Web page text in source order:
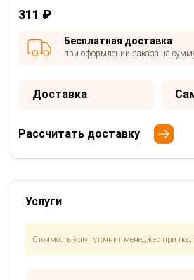
311 ₽
Бесплатная доставка
при оформлении заказа на
Доставка
Рассчитать доставку
Услуги
Стоимость услуг уточнит менеджер при